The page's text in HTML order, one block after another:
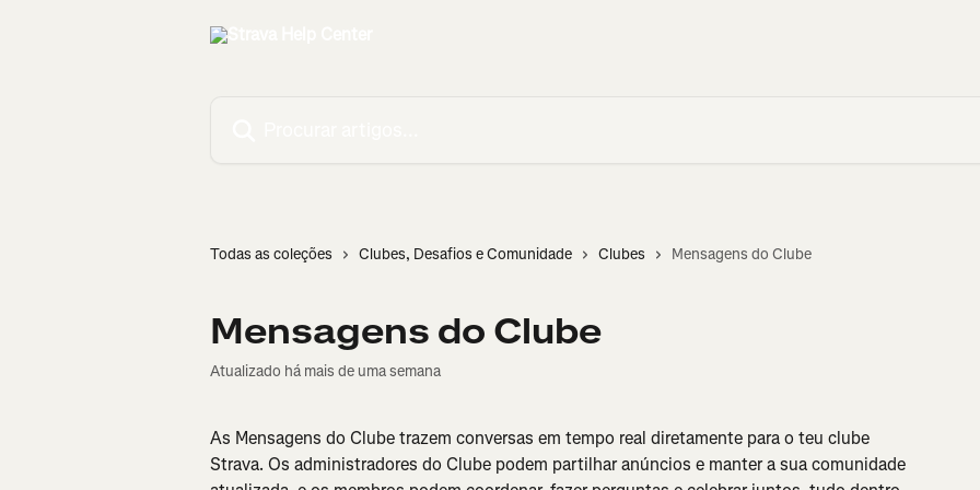
Todas as coleções Clubes, Desafios e Comunidade Clubes Mensagens do Clube
Mensagens do Clube
Atualizado há mais de uma semana
As Mensagens do Clube trazem conversas em tempo real diretamente para o teu clube
Strava. Os administradores do Clube podem partilhar anúncios e manter a sua comunidade